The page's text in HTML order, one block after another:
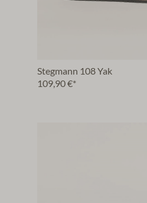
Stegmann 108 Yak
109,90 €*